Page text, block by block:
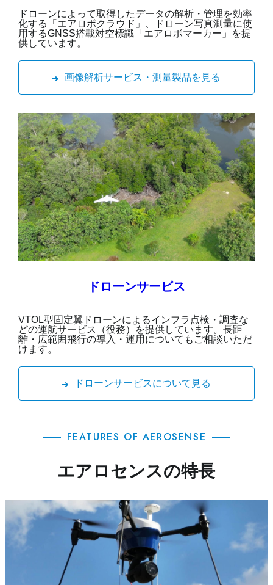
ドローンによって取得したデータの解析・管理を効率
化する「エアロボクラウド」、ドローン写真測量に使
用するGNSS搭載対空標識「エアロボマーカー」を提
供しています。
画像解析サービス・測量製品を見る
ドローンサービス
VTOL型固定翼ドローンによるインフラ点検・調査な
どの運航サービス（役務）を提供しています。長距
離・広範囲飛行の導入・運用についてもご相談いただ
けます。
ドローンサービスについて見る
FEATURES OF AEROSENSE
エアロセンスの特長